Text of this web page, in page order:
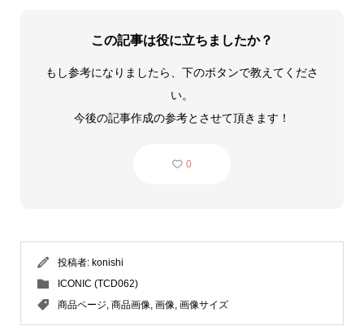
この記事は役に立ちましたか？
もし参考になりましたら、下のボタンで教えてくださ
い。
今後の記事作成の参考とさせて頂きます！
0
投稿者: konishi
ICONIC (TCD062)
商品ページ, 商品画像, 画像, 画像サイズ